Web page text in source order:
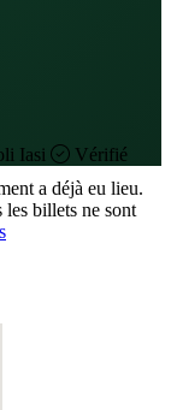
Iasi
Vérifié
a déjà eu lieu.
les billets ne sont